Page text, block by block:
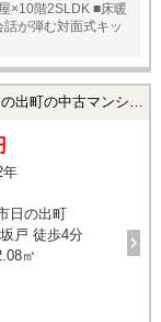
×10階2SLDK ■床暖
が弾む対面式キッ
町の中古マンション
年
日の出町
戸 徒歩4分
㎡